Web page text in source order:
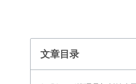
文章目录